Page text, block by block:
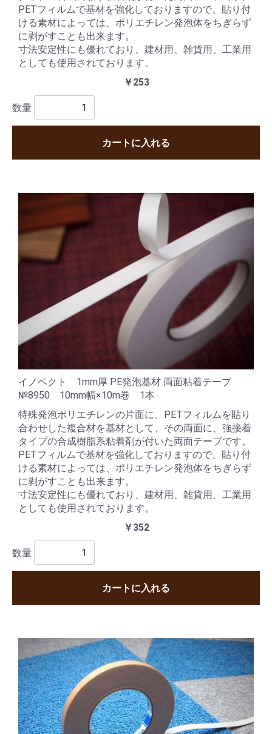
PETフィルムで基材を強化しておりますので、貼り付
ける素材によっては、ポリエチレン発泡体をちぎらず
に剥がすことも出来ます。
寸法安定性にも優れており、建材用、雑貨用、工業用
としても使用されております。
￥253
数量
カートに入れる
イノベクト 1mm厚 PE発泡基材 両面粘着テープ
№8950 10mm幅×10m巻 1本
特殊発泡ポリエチレンの片面に、PETフィルムを貼り
合わせした複合材を基材として、その両面に、強接着
タイプの合成樹脂系粘着剤が付いた両面テープです。
PETフィルムで基材を強化しておりますので、貼り付
ける素材によっては、ポリエチレン発泡体をちぎらず
に剥がすことも出来ます。
寸法安定性にも優れており、建材用、雑貨用、工業用
としても使用されております。
￥352
数量
カートに入れる